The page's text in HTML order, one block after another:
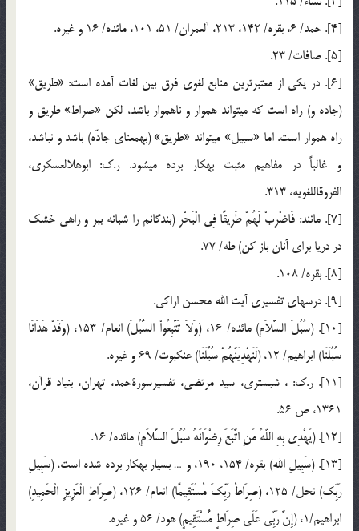
[4]. حمد/ 6، بقره/ 142، 213، آل‏عمران/ 51، 101، مائده/ 16 و غيره.
[5]. صافات/ 23.
[6]. در يكي از معتبرترين منابع لغوي فرق بين لغات آمده است: «طريق»
(جاده و) راه است كه مي‏تواند هموار و ناهموار باشد، لكن «صراط» طريق و
راه هموار است. اما «سبيل» مي‏تواند «طريق» (به‏معناي جادّه) باشد و نباشد،
و غالباً در مفاهيم مثبت به‏كار برده مي‏شود. ر.ك: ابوهلال‏عسكري،
الفروق‏اللغويه، 313.
[7]. مانند: فَاضْرِبْ لَهُمْ طَرِيقًا فِي الْبَحْرِ (بندگانم را شبانه ببر و راهي خشك
در دريا براي آنان باز كن) طه/ 77.
[8]. بقره/ 108.
[9]. درس‏هاي تفسيري آيت الله محسن اراكي.
[10]. (سُبُلَ السَّلاَمِ) مائده/ 16، (وَلاَ تَتَّبِعُواْ السُّبُلَ) انعام/ 153، (وَقَدْ هَدَانَا
سُبُلَنَا) ابراهيم/ 12، (لَنَهْدِيَنَّهُمْ سُبُلَنَا) عنكبوت/ 69 و غيره.
[11]. ر.ك: ، شبستري، سيد مرتضي، تفسير‏سورة‏حمد، تهران، بنياد قرآن،
1361، ص 56.
[12]. (يَهْدِي بِهِ اللّهُ مَنِ اتَّبَعَ رِضْوَانَهُ سُبُلَ السَّلاَمِ) مائده/ 16.
[13]. (سَبِيلِ الله) بقره/ 154، 190، و … بسيار به‏كار برده شده است، (سَبِيلِ
رَبِّك) نحل/ 125، (صِرَاطُ رَبِّكَ مُسْتَقِيمًا) انعام/ 126، (صِرَاطِ الْعَزِيزِ الْحَمِيدِ)
ابراهيم/1، (إِنَّ رَبِّي عَلَي صِرَاطٍ مُّسْتَقِيمٍ) هود/ 56 و غيره.